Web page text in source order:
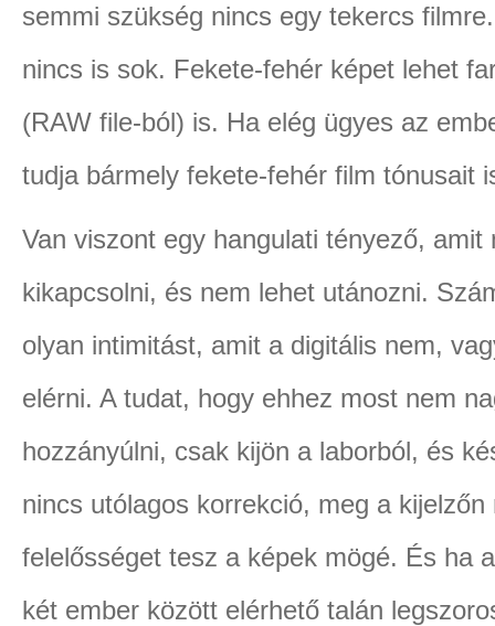
semmi szükség nincs egy tekercs
nincs is sok. Fekete-fehér képet lehet
(RAW file-ból) is. Ha elég ügyes az
tudja bármely fekete-fehér film tónusait
Van viszont egy hangulati tényező, amit
kikapcsolni, és nem lehet utánozni.
olyan intimitást, amit a digitális nem,
elérni. A tudat, hogy ehhez most nem
hozzányúlni, csak kijön a laborból, és
nincs utólagos korrekció, meg a
felelősséget tesz a képek mögé. És ha
két ember között elérhető talán